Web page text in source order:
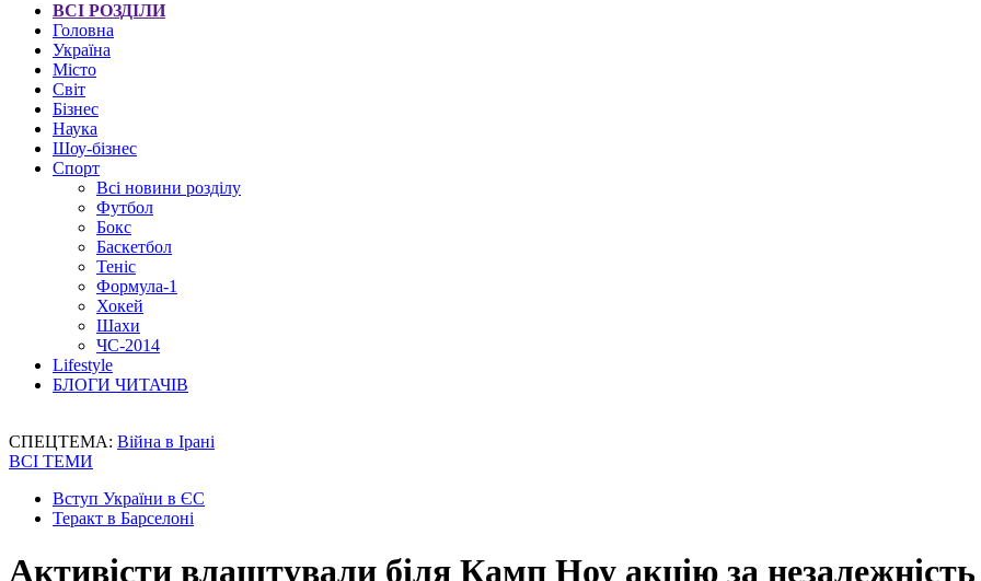
ВСІ РОЗДІЛИ
Головна
Україна
Місто
Світ
Бізнес
Наука
Шоу-бізнес
Спорт
Всі новини розділу
Футбол
Бокс
Баскетбол
Теніс
Формула-1
Хокей
Шахи
ЧС-2014
Lifestyle
БЛОГИ ЧИТАЧІВ
СПЕЦТЕМА: Війна в Ірані
ВСІ ТЕМИ
Вступ України в ЄС
Теракт в Барселоні
Активісти влаштували біля Камп Ноу акцію за незалежність